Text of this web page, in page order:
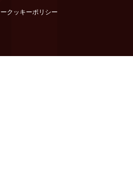
クッキーポリシー